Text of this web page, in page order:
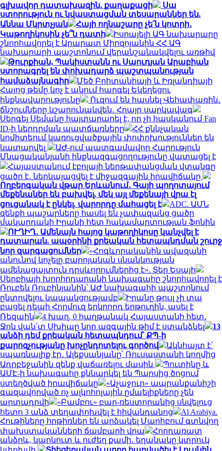
գլխավոր դատախազին. քաղաքացի
Սա
ստորություն ու նվաստացման տեսարաններ են.
Աննա Մկրտչյան
Հայի ողնաշարը չե՛ն կոտրի․
Կաթողիկոսին չե՞ն դատի
Իսրայելի ԱԳ նախարարը
շնորհավորել է Արարատ Միրզոյանին ՀՀ ԱԳ
նախարարի պաշտոնում վերանշանակվելու առթիվ
Թուրքիան, Պակիստանն ու Սաուդյան Արաբիան
ստորագրել են փոխադարձ պաշտպանության
համաձայնագիր
Մեծ Բրիտանիայի և Իռլանդիայի
Հայոց թեմը կոչ է անում հարգել Եկեղեցու
ինքնավարությունը
Ուզում են հասնել Վեհափառին․
ճնշումները կշարունակվեն․ Հրայր սարկավագ
Սերգեյ Սեմակը հայտարարել է, որ չի հասկանում Fan
ID-ի ներդրման պատճառները
ՀՀ քննչական
կոմիտեում կառուցվածքային փոփոխություններ են
կատարվել
ԱԺ-ում պատգամավոր Հարություն
Մնացականյանի ինքնազգացողությունը վատացել է
Հայաստանում էբոլայի ներթափանցման վտանգը
ցածր է․ ներկայացվել է միջազգային իրավիճակը
Ողբերգական վթար Երևանում․ Գայի պողոտայում
մեքենաներ են բախվել, մեկ այլ մեքենայի վրա էլ
ցուցանակ է ընկել. վարորդը մահացել է
ADC. ԱՄՆ
զենքի պաշարները հասել են չափազանց ցածր
մակարդակի Իրանի հետ հակամարտության ֆոնին
ՈՒՂԻՂ․ Ամենայն հայոց կաթողիկոսը կանչվել է
դատարան. ապօրինի քրեական հետապնդման շուրջ
նոր զարգացումներ
«Հոգևորականին ավազանի
անունով կոչելը բարոյական սնանկության
ամենացայտուն դրսևորումներից է». Տեր Եսայի
Սերբիայի խորհրդարանի նախագահը շնորհավորել է
Ռուբեն Ռուբինյանին՝ ԱԺ նախագահի պաշտոնում
ընտրվելու կապակցությամբ
Իրանը թույլ չի տա
բացել դեպի Հորմուզ երկրորդ երթուղին, ասել է
Ռեզաին
4 խաղ, 0 հաղթանակ Հայաստանի հետ․
Ջոն վան՛տ Սխիպը նոր ազգային թիմ է ստանձնել
13
անձի դեմ քրեական հետապնդում՝ ՔՊ-ի
քարոզչությանը խոչընդոտելու գործով
Ակնհայտ է՝
սպառնալիք էր․ Ալեքսանյանը՝ Ռուսաստանի կողմից
Ադրբեջանին զենք վաճառելու մասին
Պուտինը և
ԱՄԷ-ի նախագահը քննարկել են Պարսից ծոցում
ստեղծված իրավիճակը
«Աչաջուր» ապրանքանիշի
գազավորված ոչ ալկոհոլային ըմպելիքները չեն
արտադրվի
«Բամբու» բար-ռեստորանից սնվելուց
հետո 3 անձ տեղափոխվել է հիվանդանոց
Al Arabiya.
Հութիները հրթիռներ են արձակել Մարիբում գտնվող
փախստականների ճամբարի վրա
Հորդառատ
անձրև, կարկուտ և ուժեղ քամի․ եղանակը կտրուկ